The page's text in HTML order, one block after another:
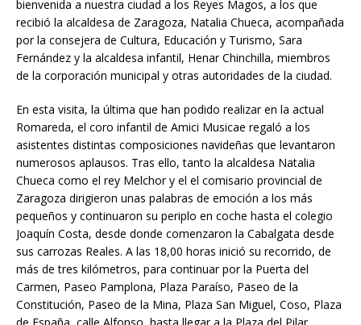
bienvenida a nuestra ciudad a los Reyes Magos, a los que
recibió la alcaldesa de Zaragoza, Natalia Chueca, acompañada
por la consejera de Cultura, Educación y Turismo, Sara
Fernández y la alcaldesa infantil, Henar Chinchilla, miembros
de la corporación municipal y otras autoridades de la ciudad.
En esta visita, la última que han podido realizar en la actual
Romareda, el coro infantil de Amici Musicae regaló a los
asistentes distintas composiciones navideñas que levantaron
numerosos aplausos. Tras ello, tanto la alcaldesa Natalia
Chueca como el rey Melchor y el el comisario provincial de
Zaragoza dirigieron unas palabras de emoción a los más
pequeños y continuaron su periplo en coche hasta el colegio
Joaquín Costa, desde donde comenzaron la Cabalgata desde
sus carrozas Reales. A las 18,00 horas inició su recorrido, de
más de tres kilómetros, para continuar por la Puerta del
Carmen, Paseo Pamplona, Plaza Paraíso, Paseo de la
Constitución, Paseo de la Mina, Plaza San Miguel, Coso, Plaza